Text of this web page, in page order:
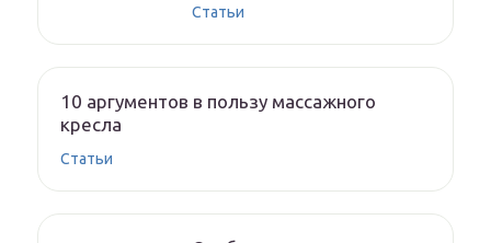
Статьи
10 аргументов в пользу массажного
кресла
Статьи